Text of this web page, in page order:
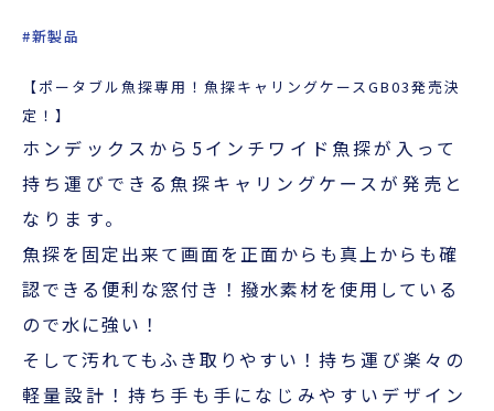
お役立ち資料
お問い合わせ
ニュース
超音波科学館
#新製品
【ポータブル魚探専用！魚探キャリングケースGB03発売決
定！】
ホンデックスから5インチワイド魚探が入って
持ち運びできる魚探キャリングケースが発売と
なります。
魚探を固定出来て画面を正面からも真上からも確
認できる便利な窓付き！撥水素材を使用している
ので水に強い！
そして汚れてもふき取りやすい！ 持ち運び楽々の
軽量設計！持ち手も手になじみやすいデザイン